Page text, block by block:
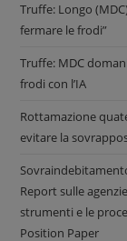
Truffe: Longo
fermare le frodi”
Truffe: MDC
frodi con l’IA
Rottamazione
evitare la
Report sulle
strumenti e le
Position Paper